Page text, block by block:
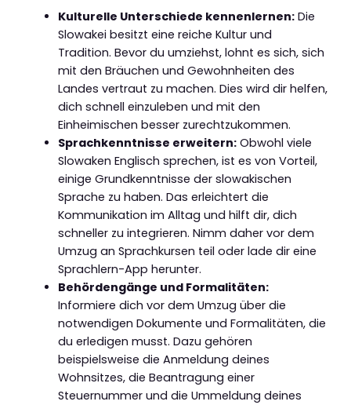
Kulturelle Unterschiede kennenlernen:Die
Slowakei besitzt eine reiche Kultur und
Tradition. Bevor du umziehst, lohnt es sich, sich
mit den Bräuchen und Gewohnheiten des
Landes vertraut zu machen. Dies wird dir helfen,
dich schnell einzuleben und mit den
Einheimischen besser zurechtzukommen.
Sprachkenntnisse erweitern:Obwohl viele
Slowaken Englisch sprechen, ist es von Vorteil,
einige Grundkenntnisse der slowakischen
Sprache zu haben. Das erleichtert die
Kommunikation im Alltag und hilft dir, dich
schneller zu integrieren. Nimm daher vor dem
Umzug an Sprachkursen teil oder lade dir eine
Sprachlern-App herunter.
Behördengänge und Formalitäten:
Informiere dich vor dem Umzug über die
notwendigen Dokumente und Formalitäten, die
du erledigen musst. Dazu gehören
beispielsweise die Anmeldung deines
Wohnsitzes, die Beantragung einer
Steuernummer und die Ummeldung deines